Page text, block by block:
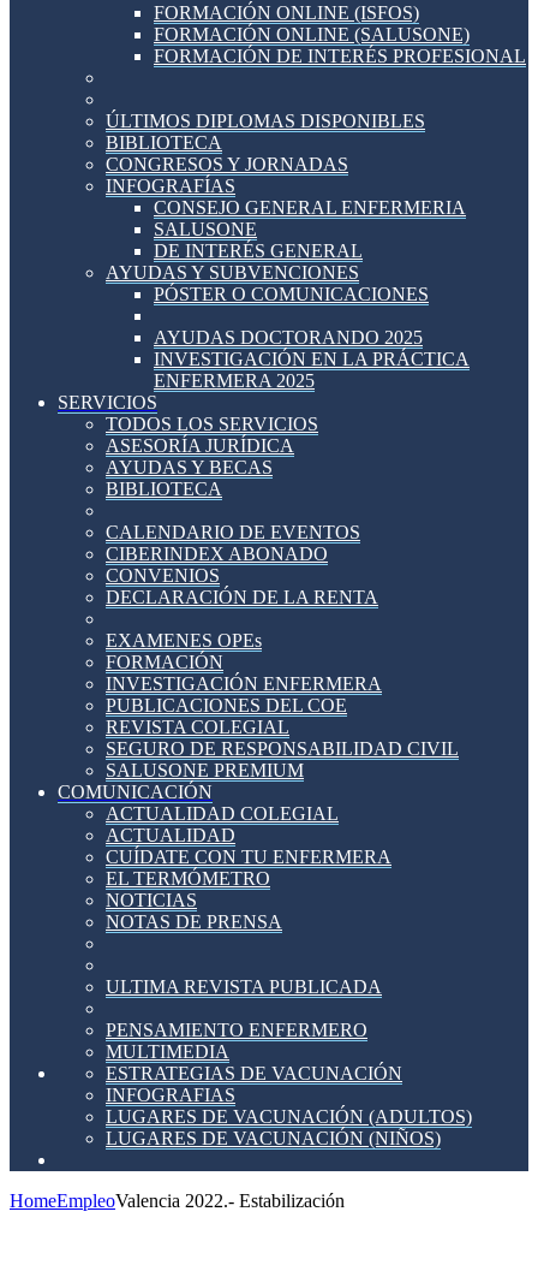
FORMACIÓN ONLINE (ISFOS)
FORMACIÓN ONLINE (SALUSONE)
FORMACIÓN DE INTERÉS PROFESIONAL
ÚLTIMOS DIPLOMAS DISPONIBLES
BIBLIOTECA
CONGRESOS Y JORNADAS
INFOGRAFÍAS
CONSEJO GENERAL ENFERMERIA
SALUSONE
DE INTERÉS GENERAL
AYUDAS Y SUBVENCIONES
PÓSTER O COMUNICACIONES
AYUDAS DOCTORANDO 2025
INVESTIGACIÓN EN LA PRÁCTICA
ENFERMERA 2025
SERVICIOS
TODOS LOS SERVICIOS
ASESORÍA JURÍDICA
AYUDAS Y BECAS
BIBLIOTECA
CALENDARIO DE EVENTOS
CIBERINDEX ABONADO
CONVENIOS
DECLARACIÓN DE LA RENTA
EXAMENES OPEs
FORMACIÓN
INVESTIGACIÓN ENFERMERA
PUBLICACIONES DEL COE
REVISTA COLEGIAL
SEGURO DE RESPONSABILIDAD CIVIL
SALUSONE PREMIUM
COMUNICACIÓN
ACTUALIDAD COLEGIAL
ACTUALIDAD
CUÍDATE CON TU ENFERMERA
EL TERMÓMETRO
NOTICIAS
NOTAS DE PRENSA
ULTIMA REVISTA PUBLICADA
PENSAMIENTO ENFERMERO
MULTIMEDIA
ESTRATEGIAS DE VACUNACIÓN
INFOGRAFIAS
LUGARES DE VACUNACIÓN (ADULTOS)
LUGARES DE VACUNACIÓN (NIÑOS)
HomeEmpleoValencia 2022.- Estabilización